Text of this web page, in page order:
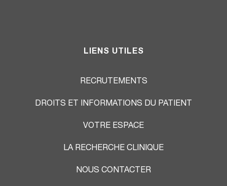
LIENS UTILES
RECRUTEMENTS
DROITS ET INFORMATIONS DU PATIENT
VOTRE ESPACE
LA RECHERCHE CLINIQUE
NOUS CONTACTER